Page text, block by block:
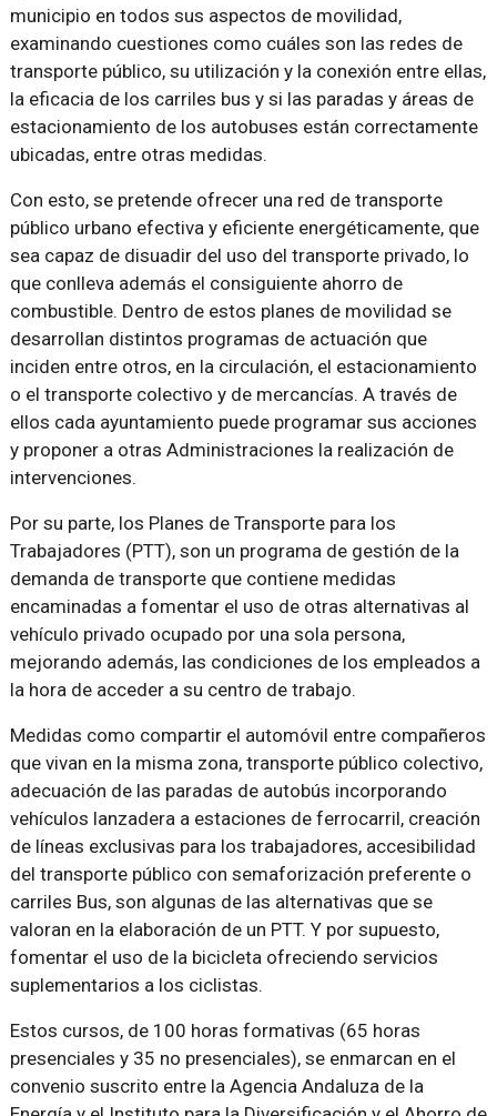
municipio en todos sus aspectos de movilidad,
examinando cuestiones como cuáles son las redes de
transporte público, su utilización y la conexión entre ellas,
la eficacia de los carriles bus y si las paradas y áreas de
estacionamiento de los autobuses están correctamente
ubicadas, entre otras medidas.
Con esto, se pretende ofrecer una red de transporte
público urbano efectiva y eficiente energéticamente, que
sea capaz de disuadir del uso del transporte privado, lo
que conlleva además el consiguiente ahorro de
combustible. Dentro de estos planes de movilidad se
desarrollan distintos programas de actuación que
inciden entre otros, en la circulación, el estacionamiento
o el transporte colectivo y de mercancías. A través de
ellos cada ayuntamiento puede programar sus acciones
y proponer a otras Administraciones la realización de
intervenciones.
Por su parte, los Planes de Transporte para los
Trabajadores (PTT), son un programa de gestión de la
demanda de transporte que contiene medidas
encaminadas a fomentar el uso de otras alternativas al
vehículo privado ocupado por una sola persona,
mejorando además, las condiciones de los empleados a
la hora de acceder a su centro de trabajo.
Medidas como compartir el automóvil entre compañeros
que vivan en la misma zona, transporte público colectivo,
adecuación de las paradas de autobús incorporando
vehículos lanzadera a estaciones de ferrocarril, creación
de líneas exclusivas para los trabajadores, accesibilidad
del transporte público con semaforización preferente o
carriles Bus, son algunas de las alternativas que se
valoran en la elaboración de un PTT. Y por supuesto,
fomentar el uso de la bicicleta ofreciendo servicios
suplementarios a los ciclistas.
Estos cursos, de 100 horas formativas (65 horas
presenciales y 35 no presenciales), se enmarcan en el
convenio suscrito entre la Agencia Andaluza de la